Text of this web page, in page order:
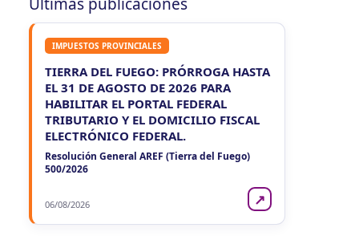
Agentes Ret. y Perc. DJ Inf.
CUIT 0-1-2-3-…
LUN 10/8
LUN
10 NACIONAL
Agentes SIRCAR 2a Quinc
CUIT 5-6-7-8-9-…
10 NACIONAL
Casas Particulares F102/RT
10
Últimas publicaciones
IMPUESTOS PROVINCIALES
TIERRA DEL FUEGO: PRÓRROGA HASTA
EL 31 DE AGOSTO DE 2026 PARA
HABILITAR EL PORTAL FEDERAL
TRIBUTARIO Y EL DOMICILIO FISCAL
ELECTRÓNICO FEDERAL.
Resolución General AREF (Tierra del Fuego)
500/2026
06/08/2026 ↗